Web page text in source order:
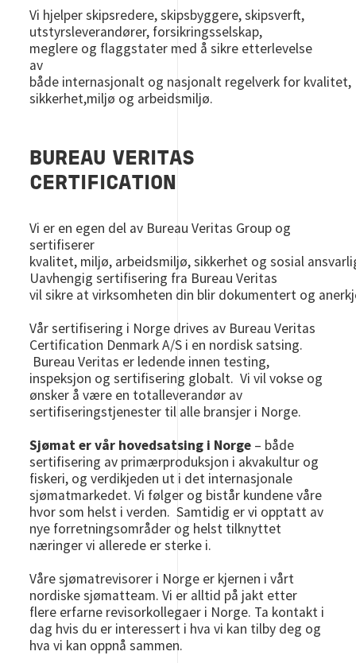
Vi hjelper skipsredere, skipsbyggere, skipsverft,
utstyrsleverandører, forsikringsselskap,
meglere og flaggstater med å sikre etterlevelse
av
både internasjonalt og nasjonalt regelverk for kvalitet,
sikkerhet,miljø og arbeidsmiljø.
BUREAU VERITAS
CERTIFICATION
Vi er en egen del av Bureau Veritas Group og
sertifiserer
kvalitet, miljø, arbeidsmiljø, sikkerhet og sosial
Uavhengig sertifisering fra Bureau Veritas
vil sikre at virksomheten din blir dokumentert og
Vår sertifisering i Norge drives av Bureau Veritas
Certification Denmark A/S i en nordisk satsing.
Bureau Veritas er ledende innen testing,
inspeksjon og sertifisering globalt. Vi vil vokse og
ønsker å være en totalleverandør av
sertifiseringstjenester til alle bransjer i Norge.
Sjømat er vår hovedsatsing i Norge – både
sertifisering av primærproduksjon i akvakultur og
fiskeri, og verdikjeden ut i det internasjonale
sjømatmarkedet. Vi følger og bistår kundene våre
hvor som helst i verden. Samtidig er vi opptatt av
nye forretningsområder og helst tilknyttet
næringer vi allerede er sterke i.
Våre sjømatrevisorer i Norge er kjernen i vårt
nordiske sjømatteam. Vi er alltid på jakt etter
flere erfarne revisorkollegaer i Norge. Ta kontakt i
dag hvis du er interessert i hva vi kan tilby deg og
hva vi kan oppnå sammen.